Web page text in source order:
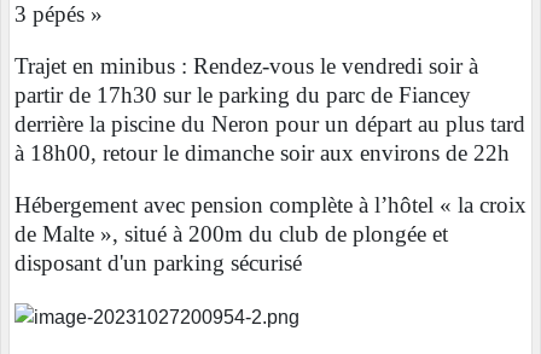
3 pépés »
Trajet en minibus : Rendez-vous le vendredi soir à
partir de 17h30 sur le parking du parc de Fiancey
derrière la piscine du Neron pour un départ au plus tard
à 18h00, retour le dimanche soir aux environs de 22h
Hébergement avec pension complète à l’hôtel « la croix
de Malte », situé à 200m du club de plongée et
disposant d'un parking sécurisé